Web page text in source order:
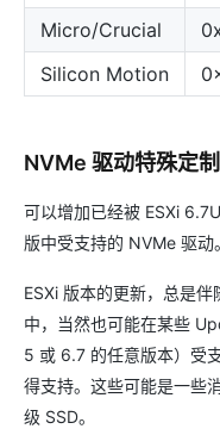
Micro/Crucial
Silicon Motion
NVMe 驱动特殊定
可以增加已经被 ESXi
版中受支持的 NVMe 驱动
ESXi 版本的更新，总是
中，当然也可能在某些
5 或 6.7 的任意版本）受
得支持。这些可能是一些
级 SSD。